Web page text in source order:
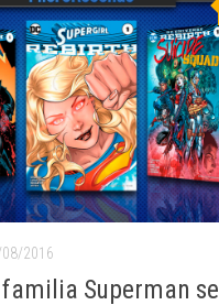
2016
familia Superman se